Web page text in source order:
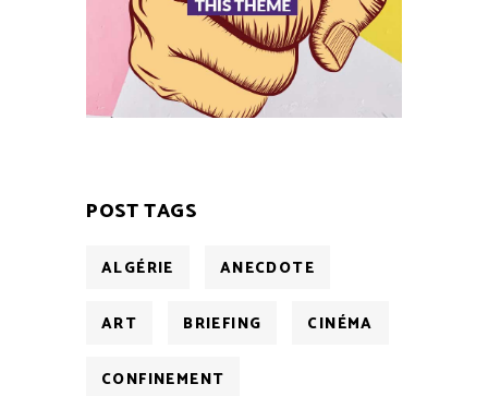
POST TAGS
ALGÉRIE ANECDOTE
ART BRIEFING CINÉMA
CONFINEMENT